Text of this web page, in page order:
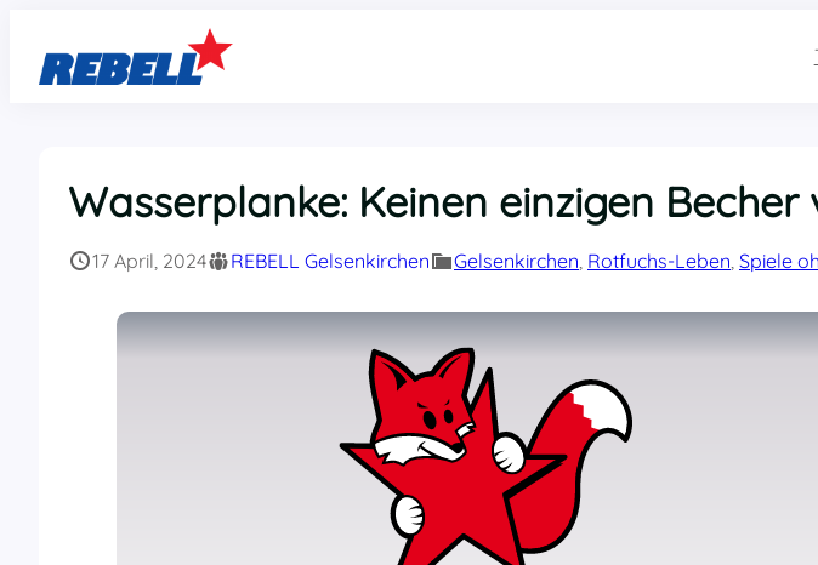
springen
Wasserplanke: Keinen einzigen Becher
17 April, 2024 REBELL Gelsenkirchen Gelsenkirchen Rotfuchs-Leben Spiele